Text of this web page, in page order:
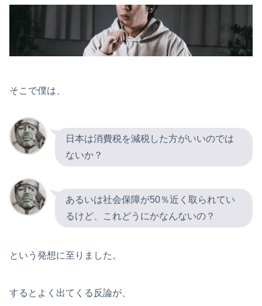
そこで僕は、
日本は消費税を減税した方がいいのでは
ないか？
あるいは社会保障が50％近く取られてい
るけど、これどうにかなんないの？
という発想に至りました。
するとよく出てくる反論が、